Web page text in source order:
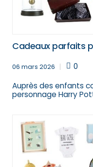
Cadeaux parfaits
06 mars 2026
0
Auprès des enfants
personnage Harry